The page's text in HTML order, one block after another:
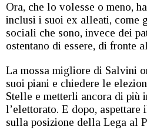
Ora, che lo volesse o meno,
inclusi i suoi ex alleati, come
sociali che sono, invece dei
ostentano di essere, di fronte
La mossa migliore di Salvini
suoi piani e chiedere le
Stelle e metterli ancora di più
l’elettorato. E dopo, aspettare
sulla posizione della Lega al